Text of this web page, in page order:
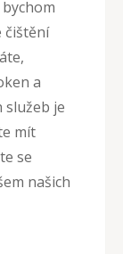
čištění
a
služeb je
mít
se
našich